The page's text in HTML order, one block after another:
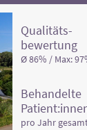
Qualitäts­
bewertung
Ø 86% / Max:
Behandelte
pro Jahr